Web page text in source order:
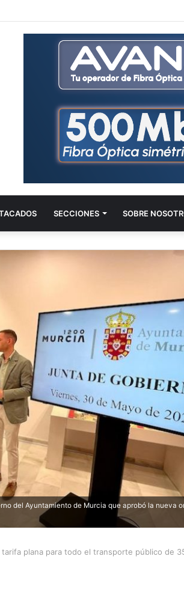
SECCIONES SOBRE
del Ayuntamiento de Murcia que aprobó la nueva
plana para todo el transporte público de